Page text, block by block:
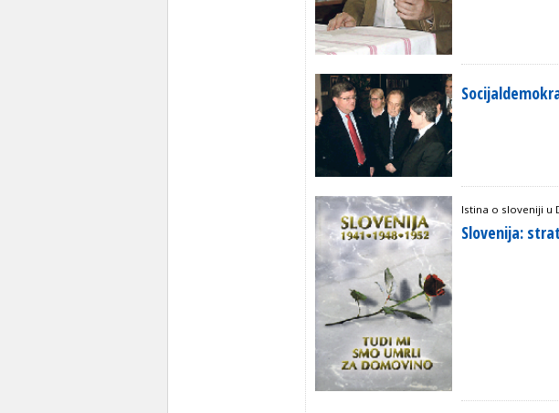
Istina o sloveniji u
Slovenija: